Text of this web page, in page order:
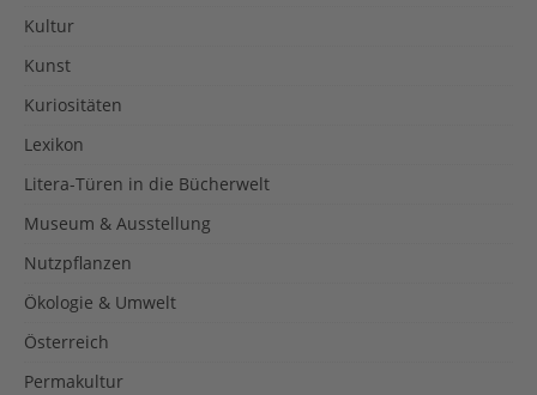
Kultur
Kunst
Kuriositäten
Lexikon
Litera-Türen in die Bücherwelt
Museum & Ausstellung
Nutzpflanzen
Ökologie & Umwelt
Österreich
Permakultur